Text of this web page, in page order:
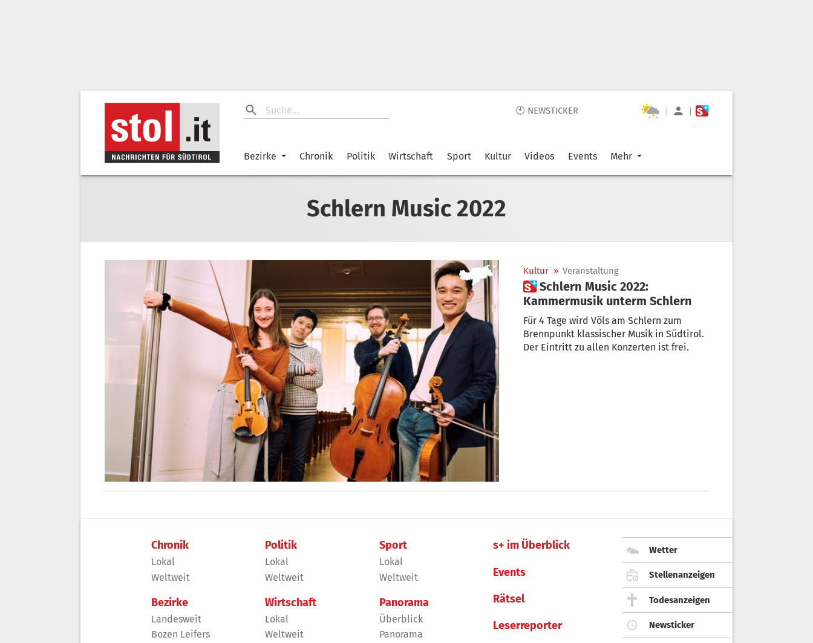
🕙 NEWSTICKER | |
Bezirke Chronik Politik Wirtschaft Sport Kultur Videos Events Mehr
Schlern Music 2022
Kultur » Veranstaltung
 Schlern Music 2022:
Kammermusik unterm Schlern
Für 4 Tage wird Völs am Schlern zum
Brennpunkt klassischer Musik in Südtirol.
Der Eintritt zu allen Konzerten ist frei.
Chronik
Lokal
Weltweit
Bezirke
Landesweit
Bozen Leifers
Politik
Lokal
Weltweit
Wirtschaft
Lokal
Weltweit
Sport
Lokal
Weltweit
Panorama
Überblick
Panorama
s+ im Überblick
Events
Rätsel
Leserreporter
Wetter
Stellenanzeigen
Todesanzeigen
Newsticker